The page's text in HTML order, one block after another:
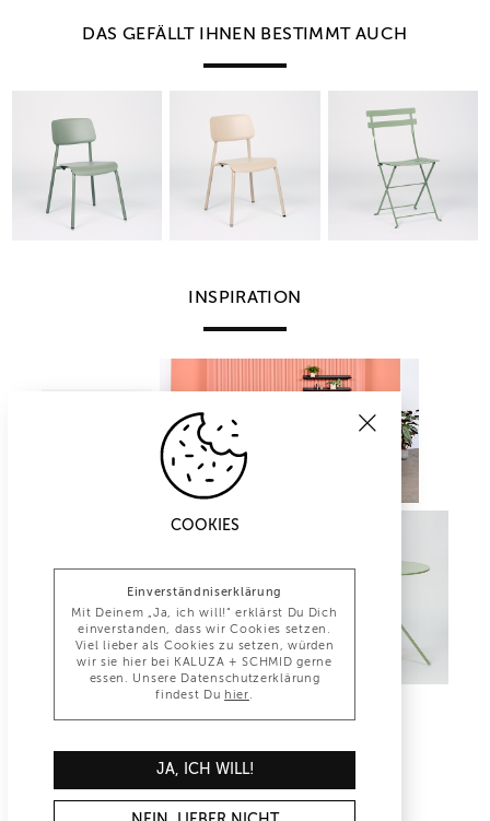
DAS GEFÄLLT IHNEN BESTIMMT AUCH
INSPIRATION
INFO@KALUZA-SCHMID.DE
+49 (0)30 847 1277 0
COOKIES
Einverständniserklärung
Mit Deinem „Ja, ich will!“ erklärst Du Dich
einverstanden, dass wir Cookies setzen.
Viel lieber als Cookies zu setzen, würden
wir sie hier bei KALUZA + SCHMID gerne
essen. Unsere Datenschutzerklärung
findest Du hier
JA, ICH WILL!